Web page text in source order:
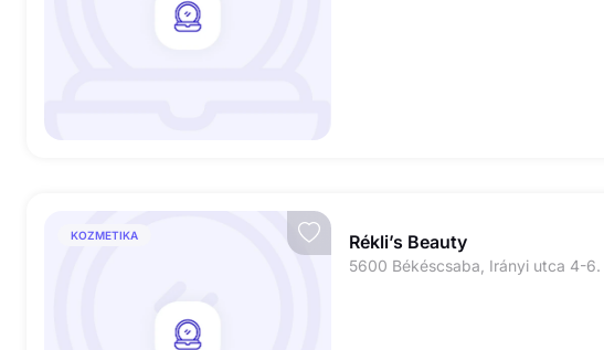
KOZMETIKA Rékli’s Beauty